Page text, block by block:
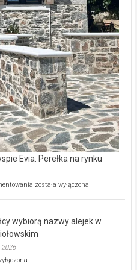
Evia.
Perełka
na
rynku
nieruchomości
2026
w Częstochowie – gdzie
inwestycje
deweloperskie